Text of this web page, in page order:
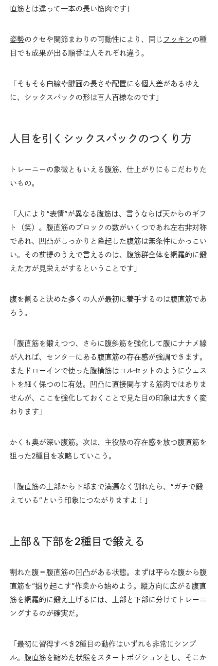
直筋とは違って一本の長い筋肉です」
姿勢のクセや関節まわりの可動性により、同じ フッキンの種
目でも成果が出る順番は人それぞれ違う。
「そもそも白線や腱画の長さや配置にも個人差があるゆえ
に、シックスパックの形は百人百様なのです」
人目を引くシックスパックのつくり方
トレーニーの象徴ともいえる腹筋、仕上がりにもこだわりた
いもの。
「人により“表情”が異なる腹筋は、言うならば天からのギフ
ト（笑）。腹直筋のブロックの数がいくつであれ左右非対称
であれ、凹凸がしっかりと隆起した腹筋は無条件にかっこい
い。その前提のうえで言えるのは、腹筋群全体を網羅的に鍛
えた方が見栄えがするということです」
腹を割ると決めた多くの人が最初に着手するのは腹直筋であ
ろう。
「腹直筋を鍛えつつ、さらに腹斜筋を強化して腹にナナメ線
が入れば、センターにある腹直筋の存在感が強調できます。
またドローインで使った腹横筋はコルセットのようにウェス
トを細く保つのに有効。凹凸に直接関与する筋肉ではありま
せんが、ここを強化しておくことで見た目の印象は大きく変
わります」
かくも奥が深い腹筋。次は、主役級の存在感を放つ腹直筋を
狙った2種目を攻略していこう。
「腹直筋の上部から下部まで満遍なく割れたら、“ガチで鍛
えている”という印象につながりますよ！」
上部＆下部を2種目で鍛える
割れた腹＝腹直筋の凹凸がある状態。まずは平らな腹から腹
直筋を“掘り起こす”作業から始めよう。縦方向に広がる腹直
筋を網羅的に鍛え上げるには、上部と下部に分けてトレーニ
ングするのが確実だ。
「最初に習得すべき2種目の動作はいずれも非常にシンプ
ル。腹直筋を縮めた状態をスタートポジションとし、そこか